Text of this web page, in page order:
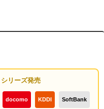
リーズ発売
docomo KDDI SoftBank